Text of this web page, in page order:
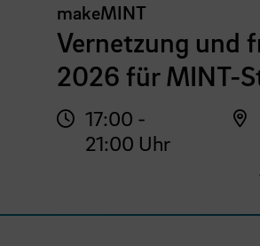
makeMINT
Vernetzung und
2026 für MINT-
17:00 -
21:00 Uhr